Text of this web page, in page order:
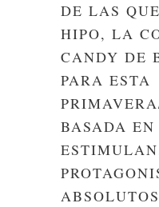
DE LAS
HIPO, LA
CANDY DE
PARA ESTA
BASADA EN